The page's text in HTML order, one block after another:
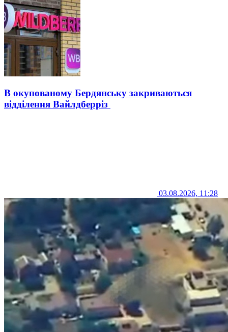
В окупованому Бердянську закриваються
відділення Вайлдберріз
03.08.2026, 11:28